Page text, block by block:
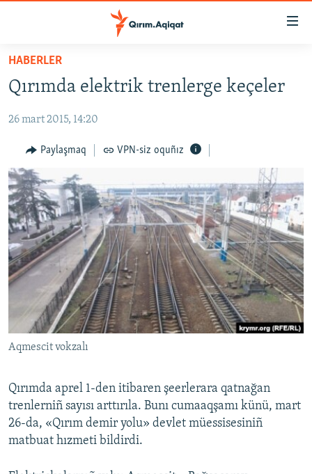
Esas
qaytmaq
navigatsiyağa
qaytmaq
Qıdıruvğa
qaytmaq
HABERLER
SİYASET
İQTİSADİYAT
CEMİYET
MEDENİYET
İNSAN AQLARI
VİDEO
SÜRET
BLOGLAR
Русский
QOŞULIÑIZ!
HABERLER
Qırımda elektrik trenlerge keçeler
26 mart 2015, 14:20
Paylaşmaq VPN-siz oquñız
Aqmescit vokzalı
Qırımda aprel 1-den itibaren şeerlerara qatnağan
trenlerniñ sayısı arttırıla. Bunı cumaaqşamı künü, mart
26-da, «Qırım demir yolu» devlet müessisesiniñ
matbuat hızmeti bildirdi.